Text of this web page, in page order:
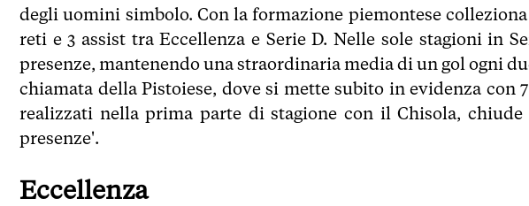
degli uomini simbolo. Con la formazione piemontese
reti e 3 assist tra Eccellenza e Serie D. Nelle sole stagioni in
presenze, mantenendo una straordinaria media di un gol ogni
chiamata della Pistoiese, dove si mette subito in evidenza con
realizzati nella prima parte di stagione con il Chisola,
presenze'.
Eccellenza